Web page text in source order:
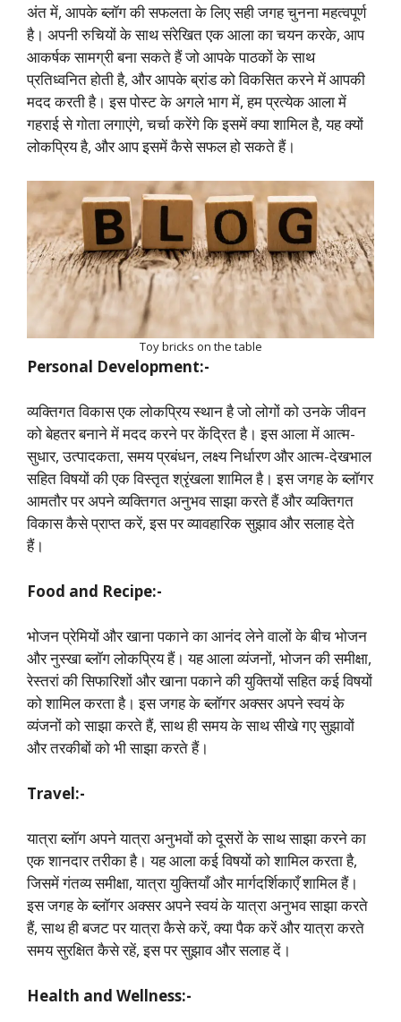
अंत में, आपके ब्लॉग की सफलता के लिए सही जगह चुनना महत्वपूर्ण
है। अपनी रुचियों के साथ संरेखित एक आला का चयन करके, आप
आकर्षक सामग्री बना सकते हैं जो आपके पाठकों के साथ
प्रतिध्वनित होती है, और आपके ब्रांड को विकसित करने में आपकी
मदद करती है। इस पोस्ट के अगले भाग में, हम प्रत्येक आला में
गहराई से गोता लगाएंगे, चर्चा करेंगे कि इसमें क्या शामिल है, यह क्यों
लोकप्रिय है, और आप इसमें कैसे सफल हो सकते हैं।
Toy bricks on the table
Personal Development:-
व्यक्तिगत विकास एक लोकप्रिय स्थान है जो लोगों को उनके जीवन
को बेहतर बनाने में मदद करने पर केंद्रित है। इस आला में आत्म-
सुधार, उत्पादकता, समय प्रबंधन, लक्ष्य निर्धारण और आत्म-देखभाल
सहित विषयों की एक विस्तृत श्रृंखला शामिल है। इस जगह के ब्लॉगर
आमतौर पर अपने व्यक्तिगत अनुभव साझा करते हैं और व्यक्तिगत
विकास कैसे प्राप्त करें, इस पर व्यावहारिक सुझाव और सलाह देते
हैं।
Food and Recipe:-
भोजन प्रेमियों और खाना पकाने का आनंद लेने वालों के बीच भोजन
और नुस्खा ब्लॉग लोकप्रिय हैं। यह आला व्यंजनों, भोजन की समीक्षा,
रेस्तरां की सिफारिशों और खाना पकाने की युक्तियों सहित कई विषयों
को शामिल करता है। इस जगह के ब्लॉगर अक्सर अपने स्वयं के
व्यंजनों को साझा करते हैं, साथ ही समय के साथ सीखे गए सुझावों
और तरकीबों को भी साझा करते हैं।
Travel:-
यात्रा ब्लॉग अपने यात्रा अनुभवों को दूसरों के साथ साझा करने का
एक शानदार तरीका है। यह आला कई विषयों को शामिल करता है,
जिसमें गंतव्य समीक्षा, यात्रा युक्तियाँ और मार्गदर्शिकाएँ शामिल हैं।
इस जगह के ब्लॉगर अक्सर अपने स्वयं के यात्रा अनुभव साझा करते
हैं, साथ ही बजट पर यात्रा कैसे करें, क्या पैक करें और यात्रा करते
समय सुरक्षित कैसे रहें, इस पर सुझाव और सलाह दें।
Health and Wellness:-